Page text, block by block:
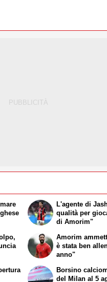
L'agente di
qualità per
di Amorim"
Amorim
è stata ben
anno"
Borsino
del Milan al 5